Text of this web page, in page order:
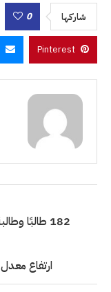
شاركها 0
Pinterest
182 طالبًا وطالبة يصقلون مواهبهم في “جيل الأدب”
ارتفاع معدل